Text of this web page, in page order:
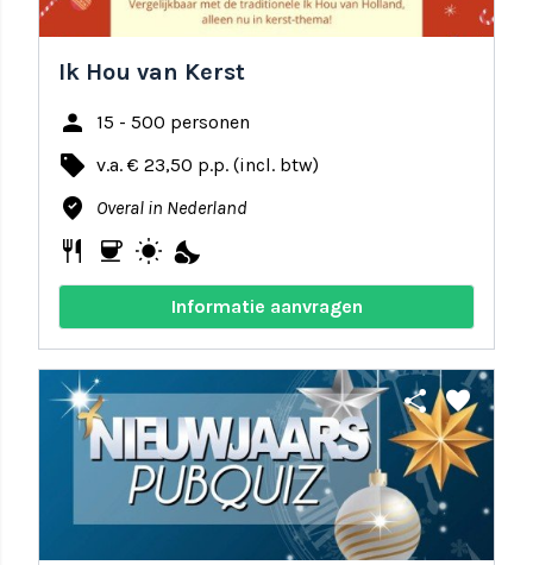
Ik Hou van Kerst
person 15 - 500 personen
local_offer v.a. € 23,50 p.p. (incl. btw)
where_to_vote Overal in Nederland
restaurant coffee wb_sunny nights_stay
Informatie aanvragen
share favorite